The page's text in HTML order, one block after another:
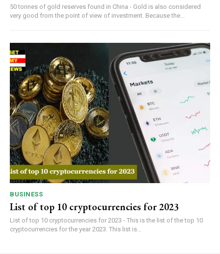
50 tonnes of gold reserves found in China - Gold is also considered
very good from the point of view of investment. Because the...
BUSINESS
List of top 10 cryptocurrencies for 2023
List of top 10 cryptocurrencies for 2023 - This is the list of the top 10
cryptocurrencies for the year 2023. This list is...